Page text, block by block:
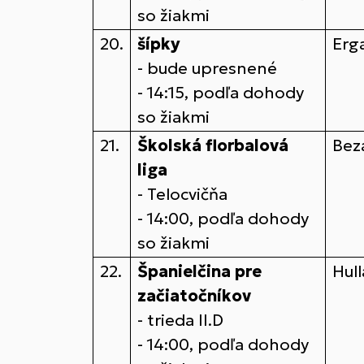
so žiakmi
20.
šípky
- bude upresnené
- 14:15, podľa dohody
so žiakmi
21.
Školská florbalová
liga
- Telocvičňa
- 14:00, podľa dohody
so žiakmi
22.
Španielčina pre
začiatočníkov
- trieda II.D
- 14:00, podľa dohody